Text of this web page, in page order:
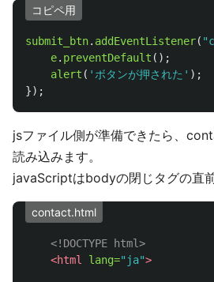
コピペ用
submit_btn. addEventListener( "
e. preventDefault ();
alert ( ' ボタンが押された ' );
});
jsファイル側が準備できたら、
読み込みます。
javaScriptはbodyの閉じタグの直
contact.html
<!DOCTYPE html>
<html
lang="ja">